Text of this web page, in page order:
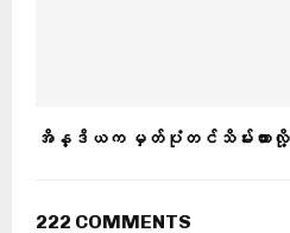
အိန္ဒိယက မှတ်ပုံတင်သိမ်းထားလို့
222 COMMENTS